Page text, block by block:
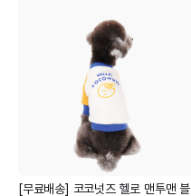
[무료배송] 코코넛즈 헬로 맨투맨 블